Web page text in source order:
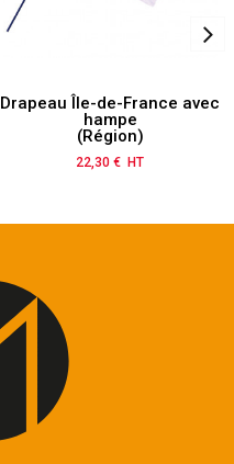
Drapeau Île-de-France avec
hampe
(Région)
Prix
22,30 € HT